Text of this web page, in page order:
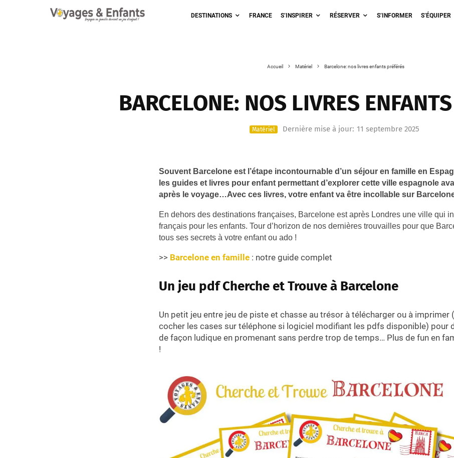
DESTINATIONS FRANCE S’INSPIRER RÉSERVER S’INFORMER S’ÉQUIPER
Accueil Matériel Barcelone: nos livres enfants préférés
BARCELONE: NOS LIVRES
Matériel Dernière mise à jour: 11 septembre 2025
Souvent Barcelone est l’étape incontournable d’un séjour en famille en
les guides et livres pour enfant permettant d’explorer cette ville espagnole
après le voyage…Avec ces livres, votre enfant va être incollable sur
En dehors des destinations françaises, Barcelone est après Londres une ville qui
français pour les enfants. Tour d’horizon de nos dernières trouvailles pour que
tous ses secrets à votre enfant ou ado !
>> Barcelone en famille : notre guide complet
Un jeu pdf Cherche et Trouve à Barcelone
Un petit jeu entre jeu de piste et chasse au trésor à télécharger ou à imprimer
cocher les cases sur téléphone si logiciel modifiant les pdfs disponible) pour
de façon ludique en promenant sans perdre trop de temps… Plus de fun en
!